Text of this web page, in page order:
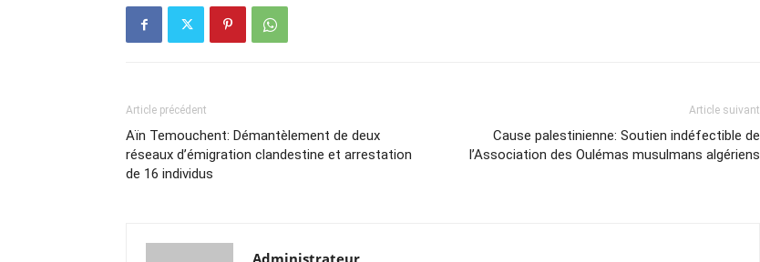
Article précédent
Aïn Temouchent: Démantèlement de deux
réseaux d’émigration clandestine et arrestation
de 16 individus
Article suivant
Cause palestinienne: Soutien indéfectible de
l’Association des Oulémas musulmans algériens
Administrateur